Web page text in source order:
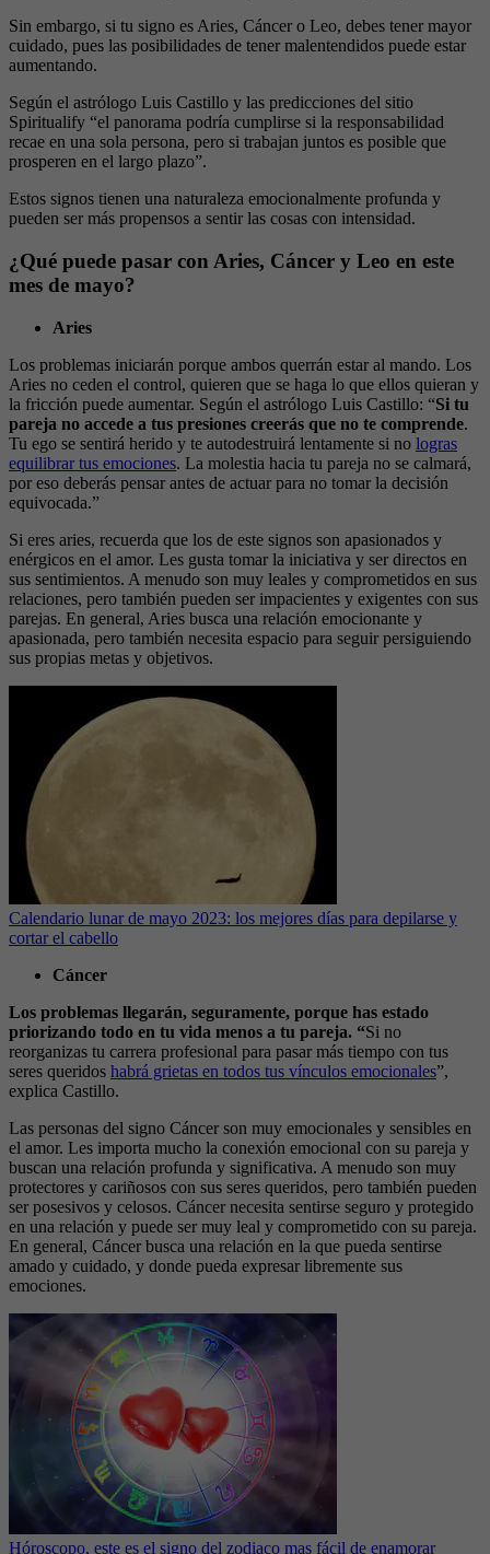
Sin embargo, si tu signo es Aries, Cáncer o Leo, debes tener mayor
cuidado, pues las posibilidades de tener malentendidos puede estar
aumentando.
Según el astrólogo Luis Castillo y las predicciones del sitio
Spiritualify “el panorama podría cumplirse si la responsabilidad
recae en una sola persona, pero si trabajan juntos es posible que
prosperen en el largo plazo”.
Estos signos tienen una naturaleza emocionalmente profunda y
pueden ser más propensos a sentir las cosas con intensidad.
¿Qué puede pasar con Aries, Cáncer y Leo en este
mes de mayo?
Aries
Los problemas iniciarán porque ambos querrán estar al mando. Los
Aries no ceden el control, quieren que se haga lo que ellos quieran y
la fricción puede aumentar. Según el astrólogo Luis Castillo: “Si tu
pareja no accede a tus presiones creerás que no te comprende.
Tu ego se sentirá herido y te autodestruirá lentamente si no logras
equilibrar tus emociones. La molestia hacia tu pareja no se calmará,
por eso deberás pensar antes de actuar para no tomar la decisión
equivocada.”
Si eres aries, recuerda que los de este signos son apasionados y
enérgicos en el amor. Les gusta tomar la iniciativa y ser directos en
sus sentimientos. A menudo son muy leales y comprometidos en sus
relaciones, pero también pueden ser impacientes y exigentes con sus
parejas. En general, Aries busca una relación emocionante y
apasionada, pero también necesita espacio para seguir persiguiendo
sus propias metas y objetivos.
Calendario lunar de mayo 2023: los mejores días para depilarse y
cortar el cabello
Cáncer
Los problemas llegarán, seguramente, porque has estado
priorizando todo en tu vida menos a tu pareja. “Si no
reorganizas tu carrera profesional para pasar más tiempo con tus
seres queridos habrá grietas en todos tus vínculos emocionales”,
explica Castillo.
Las personas del signo Cáncer son muy emocionales y sensibles en
el amor. Les importa mucho la conexión emocional con su pareja y
buscan una relación profunda y significativa. A menudo son muy
protectores y cariñosos con sus seres queridos, pero también pueden
ser posesivos y celosos. Cáncer necesita sentirse seguro y protegido
en una relación y puede ser muy leal y comprometido con su pareja.
En general, Cáncer busca una relación en la que pueda sentirse
amado y cuidado, y donde pueda expresar libremente sus
emociones.
Hóroscopo, este es el signo del zodiaco mas fácil de enamorar